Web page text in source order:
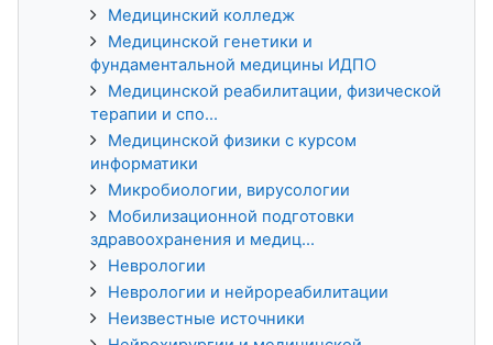
Медицинский колледж
Медицинской генетики и
фундаментальной медицины ИДПО
Медицинской реабилитации, физической
терапии и спо...
Медицинской физики с курсом
информатики
Микробиологии, вирусологии
Мобилизационной подготовки
здравоохранения и медиц...
Неврологии
Неврологии и нейрореабилитации
Неизвестные источники